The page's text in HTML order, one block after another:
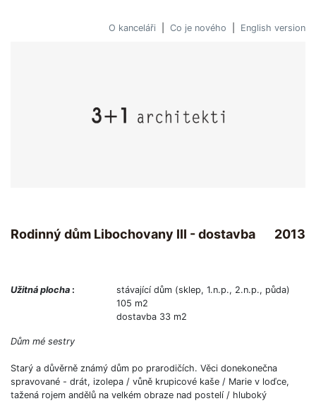
O kanceláři Co je nového English version
2013
Rodinný dům Libochovany III - dostavba
Užitná plocha :
stávající dům (sklep, 1.n.p., 2.n.p., půda)
105 m2
dostavba 33 m2
Dům mé sestry
Starý a důvěrně známý dům po prarodičích. Věci donekonečna
spravované - drát, izolepa / vůně krupicové kaše / Marie v loďce,
tažená rojem andělů na velkém obraze nad postelí / hluboký